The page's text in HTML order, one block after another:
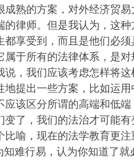
成熟的方案，对外经济贸
的律师。但是我认为，这
都享受到，而且是他们必
属于所有的法律体系，是
说，我们应该考虑怎样将
地提出一些方案，比如运
应该区分所谓的高端和低
变了，我们的法治才可能
比喻，现在的法学教育更
知难行易，认为你知道了